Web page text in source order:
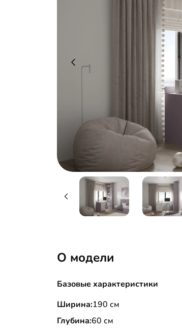
О модели
Базовые характеристики
Ширина:190 см
Глубина:60 см